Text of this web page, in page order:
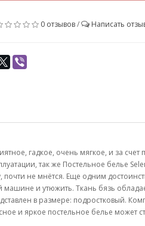
0 отзывов/ Написать
гадкое, очень мягкое, и за счет
так же Постельное белье
не мнётся. Еще одним
машине и утюжить. Ткань бязь
в размере: подростковый.
и яркое постельное белье может